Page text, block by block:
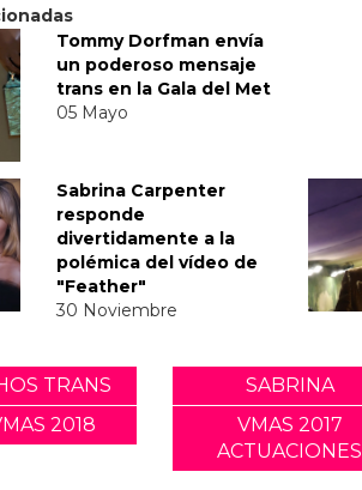
Tommy Dorfman envía
un poderoso mensaje
trans en la Gala del Met
05 Mayo
Sabrina Carpenter
responde
divertidamente a la
polémica del vídeo de
"Feather"
30 Noviembre
TRANS SABRINA
2018
VMAS 2017
ACTUACIONES